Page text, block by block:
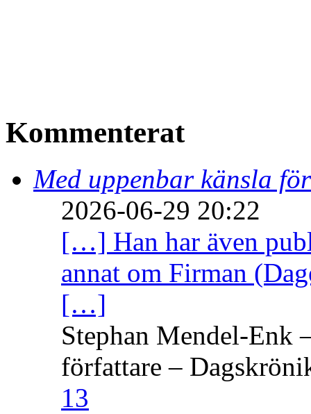
Kommenterat
Med uppenbar känsla
2026-06-29 20:22
[…] Han har även
annat om Firman
[…]
Stephan Mendel-Enk
författare –
13